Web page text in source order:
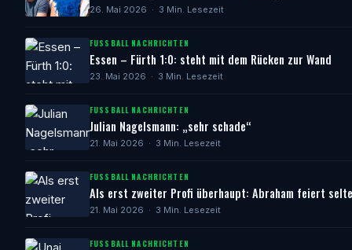
26. Mai 2026 · 3 Min. Lesezeit
FUSSBALL NACHRICHTEN
Essen – Fürth 1:0: steht mit dem Rücken zur Wand
23. Mai 2026 · 3 Min. Lesezeit
FUSSBALL NACHRICHTEN
Julian Nagelsmann: „sehr schade“
21. Mai 2026 · 3 Min. Lesezeit
FUSSBALL NACHRICHTEN
Als erst zweiter Profi überhaupt: Abraham feiert
21. Mai 2026 · 3 Min. Lesezeit
FUSSBALL NACHRICHTEN